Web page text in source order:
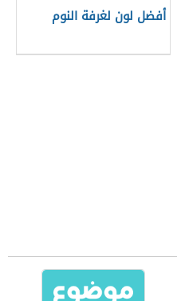
أفضل لون لغرفة النوم